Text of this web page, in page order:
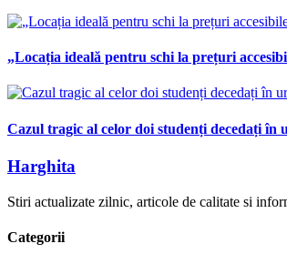
„Locația ideală pentru schi la prețuri
Cazul tragic al celor doi studenți decedați
Harghita
Stiri actualizate zilnic, articole de calitate si
Categorii